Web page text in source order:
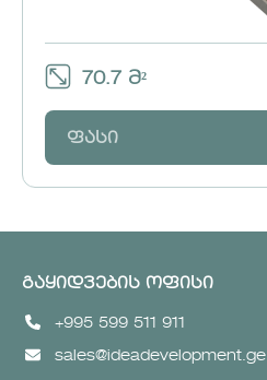
70.7 მ²
ფასი
გაყიდვების ოფისი
+995 599 511 911
sales@ideadevelopment.ge